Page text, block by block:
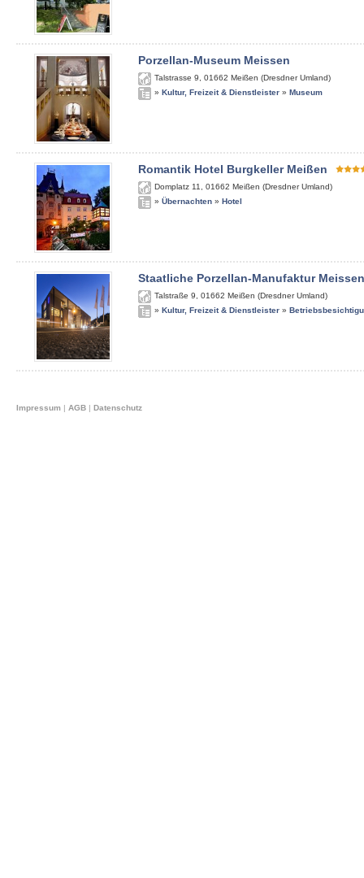
Porzellan-Museum Meissen
Talstrasse 9 01662 Meißen (Dresdner Umland)
» Kultur, Freizeit & Dienstleister » Museum
Romantik Hotel Burgkeller Meißen
Domplatz 11 01662 Meißen (Dresdner Umland)
» Übernachten » Hotel
Staatliche Porzellan-Manufaktur Meissen
Talstraße 9 01662 Meißen (Dresdner Umland)
» Kultur, Freizeit & Dienstleister »
Impressum | AGB | Datenschutz